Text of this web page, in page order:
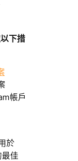
下措
帳戶
於
佳